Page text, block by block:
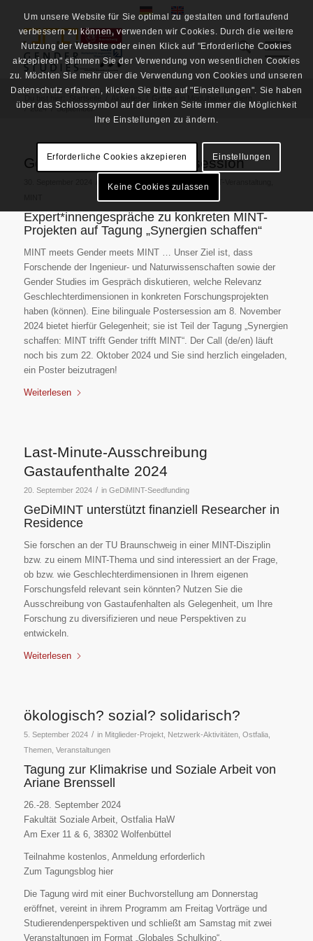
/ 2024 / September
GeDiMINT-Call für Postersession
inBZG-Veranstaltungen,
Expert*innengespräche zu konkreten MINT-
Projekten auf Tagung „Synergien schaffen“
MINT meets Gender meets MINT … Unser Ziel ist, dass
Forschende der Ingenieur- und Naturwissenschaften sowie der
Gender Studies im Gespräch diskutieren, welche Relevanz
Geschlechterdimensionen in konkreten Forschungsprojekten
haben (können). Eine bilinguale Postersession am 8. November
2024 bietet hierfür Gelegenheit; sie ist Teil der Tagung „Synergien
schaffen: MINT trifft Gender trifft MINT“. Der Call (de/en) läuft
noch bis zum 22. Oktober 2024 und Sie sind herzlich eingeladen,
ein Poster beizutragen!
Weiterlesen
Last-Minute-Ausschreibung
Gastaufenthalte 2024
20. September 2024 / in GeDiMINT-Seedfunding
GeDiMINT unterstützt finanziell Researcher in
Residence
Sie forschen an der TU Braunschweig in einer MINT-Disziplin
bzw. zu einem MINT-Thema und sind interessiert an der Frage,
ob bzw. wie Geschlechterdimensionen in Ihrem eigenen
Forschungsfeld relevant sein könnten? Nutzen Sie die
Ausschreibung von Gastaufenhalten als Gelegenheit, um Ihre
Forschung zu diversifizieren und neue Perspektiven zu
entwickeln.
Weiterlesen
ökologisch? sozial? solidarisch?
5. September 2024 / in Mitglieder-Projekt, Netzwerk-Aktivitäten, Ostfalia,
Themen, Veranstaltungen
Tagung zur Klimakrise und Soziale Arbeit von
Ariane Brenssell
26.-28. September 2024
Fakultät Soziale Arbeit, Ostfalia HaW
Am Exer 11 & 6, 38302 Wolfenbüttel
Teilnahme kostenlos, Anmeldung erforderlich
Zum Tagungsblog hier
Die Tagung wird mit einer Buchvorstellung am Donnerstag
eröffnet, vereint in ihrem Programm am Freitag Vorträge und
Studierendenperspektiven und schließt am Samstag mit zwei
Veranstaltungen im Format „Globales Schulkino“.
Um unsere Website für Sie optimal zu gestalten und fortlaufend
verbessern zu können, verwenden wir Cookies. Durch die weitere
Nutzung der Website oder einen Klick auf "Erforderliche Cookies
akzepieren" stimmen Sie der Verwendung von wesentlichen Cookies
zu. Möchten Sie mehr über die Verwendung von Cookies und unseren
Datenschutz erfahren, klicken Sie bitte auf "Einstellungen". Sie haben
über das Schlosssymbol auf der linken Seite immer die Möglichkeit
Ihre Einstellungen zu ändern.
Erforderliche Cookies akzepieren Einstellungen
Keine Cookies zulassen